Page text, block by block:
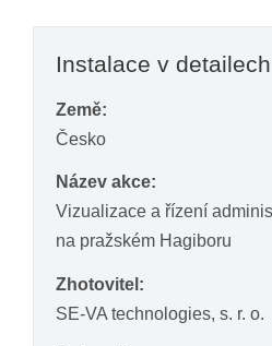
Instalace v detailech
Země:
Česko
Název akce:
Vizualizace a řízení
na pražském Hagiboru
Zhotovitel:
SE-VA technologies, s. r. o.